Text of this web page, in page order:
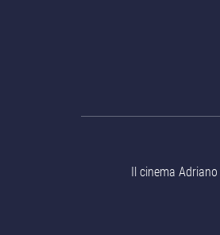
Il cinema